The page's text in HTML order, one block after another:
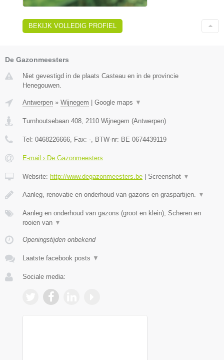
BEKIJK VOLLEDIG PROFIEL
De Gazonmeesters
Niet gevestigd in de plaats Casteau en in de provincie
Henegouwen.
Antwerpen » Wijnegem Google maps ▼
Turnhoutsebaan 408, 2110 Wijnegem (Antwerpen)
Tel: 0468226666, Fax: -, BTW-nr: BE 0674439119
E-mail › De Gazonmeesters
Website: http://www.degazonmeesters.be Screenshot ▼
Aanleg, renovatie en onderhoud van gazons en graspartijen. ▼
Aanleg en onderhoud van gazons (groot en klein), Scheren en
rooien van ▼
Openingstijden onbekend
Laatste facebook posts ▼
Sociale media: